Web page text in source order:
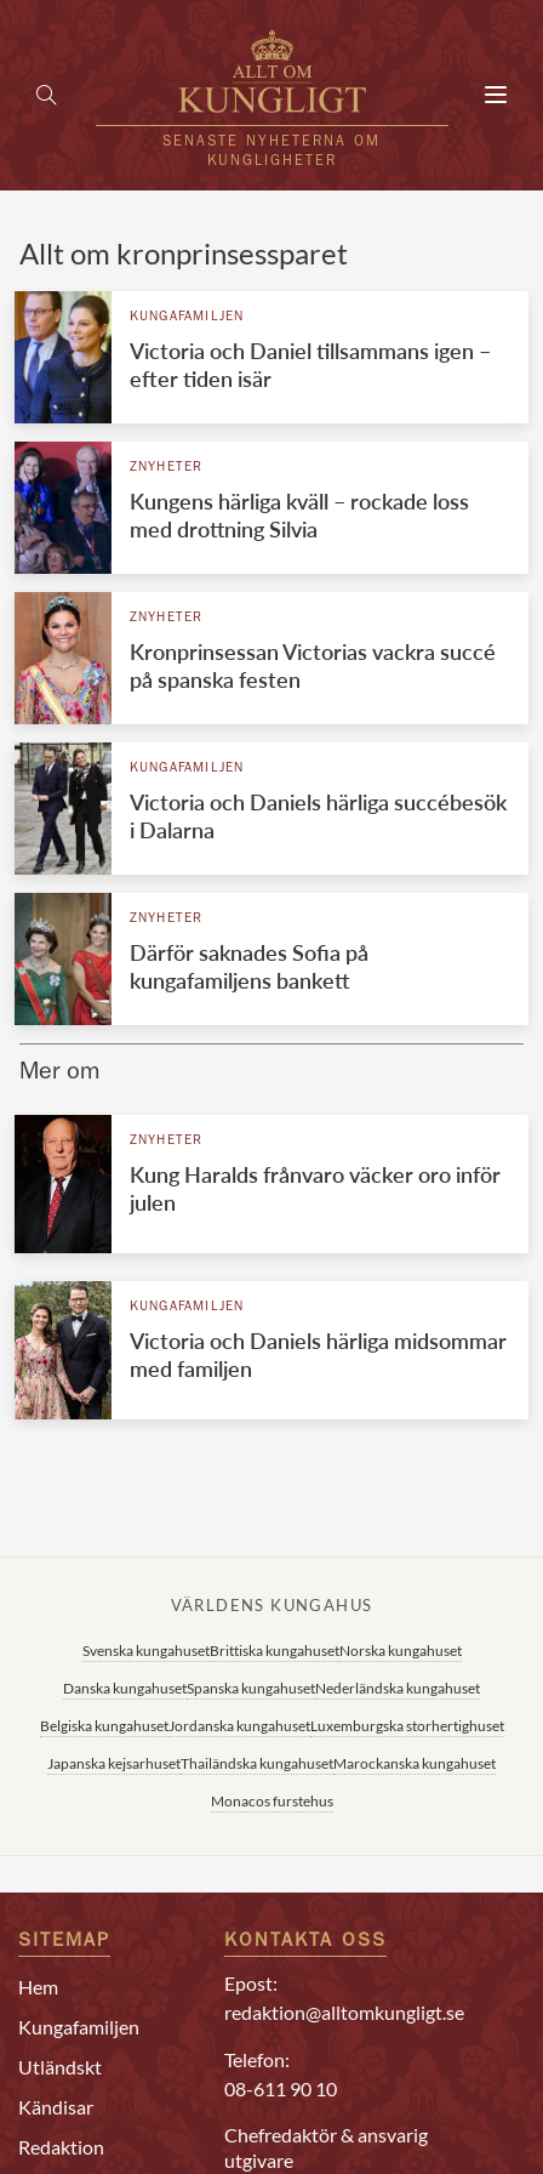
SENASTE NYHETERNA OM
KUNGLIGHETER
UTLÄNDSKT
VÄRLDENS KUNGAHUS
Svenska kungahuset
Brittiska kungahuset
Danska kungahuset
Jordanska kungahuset
Luxemburgska storhertighuset
Japanska kejsarhuset
Thailändska kungahuset
Marockanska kungahuset
REDAKTION
Allt om kronprinsessparet
KUNGAFAMILJEN
Victoria och Daniel tillsammans igen –
efter tiden isär
ZNYHETER
Kungens härliga kväll – rockade loss
med drottning Silvia
ZNYHETER
Kronprinsessan Victorias vackra succé
på spanska festen
KUNGAFAMILJEN
Victoria och Daniels härliga succébesök
i Dalarna
ZNYHETER
Därför saknades Sofia på
kungafamiljens bankett
Mer om
ZNYHETER
Kung Haralds frånvaro väcker oro inför
julen
KUNGAFAMILJEN
Victoria och Daniels härliga midsommar
med familjen
VÄRLDENS KUNGAHUS
Svenska kungahusetBrittiska kungahusetNorska kungahuset
Danska kungahusetSpanska kungahusetNederländska kungahuset
Belgiska kungahusetJordanska kungahusetLuxemburgska storhertighuset
Japanska kejsarhusetThailändska kungahusetMarockanska kungahuset
Monacos furstehus
SITEMAP
Hem
Kungafamiljen
Utländskt
Kändisar
Redaktion
KONTAKTA OSS
Epost:
redaktion@alltomkungligt.se
Telefon:
08-611 90 10
Chefredaktör & ansvarig
utgivare